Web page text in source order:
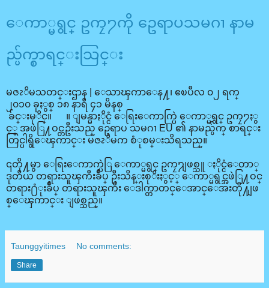
ေကာ္မရွင္ ဥကၠ႒ကို ဥေရာပသမဂၢ နာမ
ည္ပ်က္စာရင္းသြင္း
မဇၩိမသတင္းဌာန |ေသာၾကာေန႔၊ ဧၿပီလ ၀၂ ရက္
၂၀၁၀ ခုႏွစ္ ၁၈ နာရီ ၄၁ မိနစ္
ခ်င္းမုိင္။ ။ ျမန္မာႏိုင္ငံ ေရြးေကာက္ပြဲ ေကာ္မရွင္ ဥကၠ႒ႏွ
င့္ အဖဲြ႔ဝင္တဦးသည္ ဥေရာပ သမဂၢ EU ၏ နာမည္ပ်က္ စာရင္း
တြင္ပါရွိေၾကာင္း မဇၩိမက စံုစမ္းသိရသည္။
၎တို႔မွာ ေရြးေကာက္ပဲြ ေကာ္မရွင္ ဥကၠ႒ျဖစ္သူ ႏိုင္ငံေတာ္
ဒုတိယ တရားသူၾကီးခ်ဳပ္ ဦးသိန္းစုိးႏွင့္ ေကာ္မရွင္အဖဲြ႔ဝင္
တရား႐ံုးခ်ဳပ္ တရားသူၾကီး ေဒါက္တာတင္ေအာင္ေအးတို႔ျဖ
စ္ေၾကာင္း ျဖစ္သည္။
Taunggyitimes No comments:
Share